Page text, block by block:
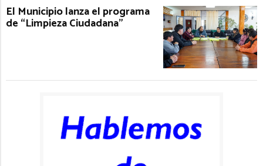
El Municipio lanza el programa
de “Limpieza Ciudadana”